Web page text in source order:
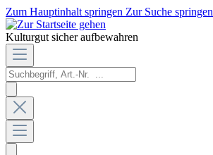
Zum Hauptinhalt springen Zur Suche springen
Kulturgut sicher aufbewahren